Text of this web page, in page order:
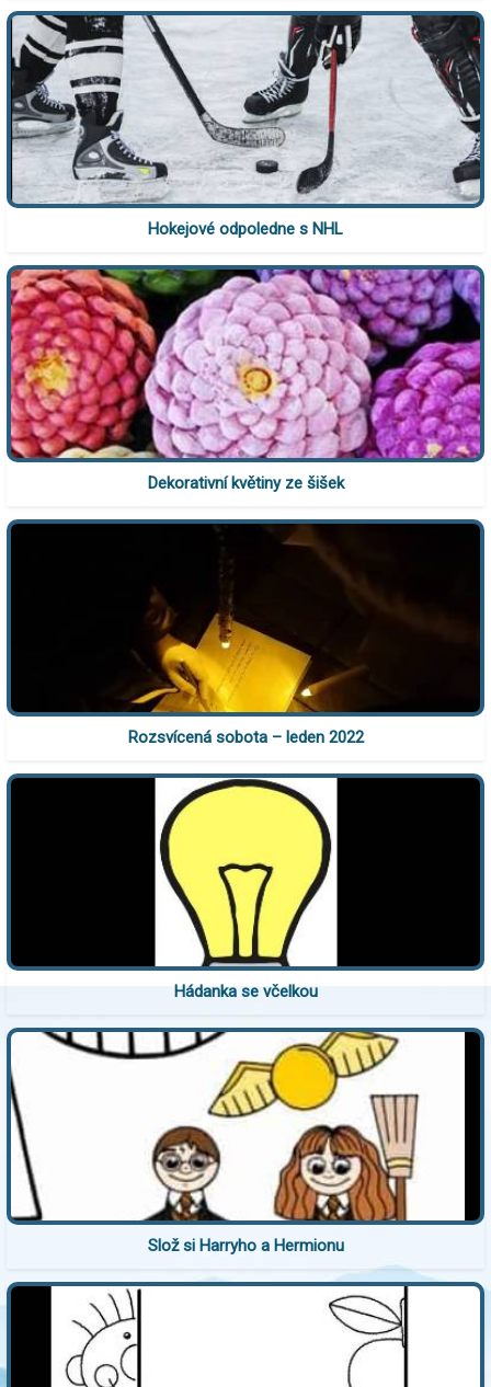
Hokejové odpoledne s NHL
Dekorativní květiny ze šišek
Rozsvícená sobota – leden 2022
Hádanka se včelkou
Slož si Harryho a Hermionu